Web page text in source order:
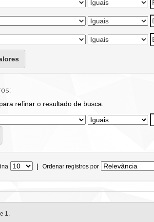
refinar o resultado de busca.
| Ordenar registros por
1.